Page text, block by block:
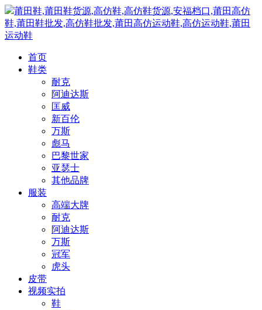
莆田鞋,莆田鞋货源,高仿鞋,高仿鞋货源,安福档口,莆田高仿
鞋,莆田鞋批发,高仿鞋批发,莆田高仿运动鞋,高仿运动鞋,莆田
运动鞋
首页
鞋类
耐克
阿迪达斯
匡威
新百伦
万斯
彪马
巴黎世家
亚瑟士
其他品牌
服装
高端大牌
耐克
阿迪达斯
万斯
冠军
虎头
皮带
视频实拍
鞋